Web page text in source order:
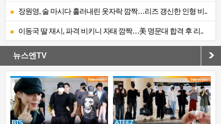
장원영, 술 마시다 흘러내린 옷자락 깜짝…리즈 갱신한 인형 비..
이동국 딸 재시, 파격 비키니 자태 깜짝…美 명문대 합격 후 리..
뉴스엔TV